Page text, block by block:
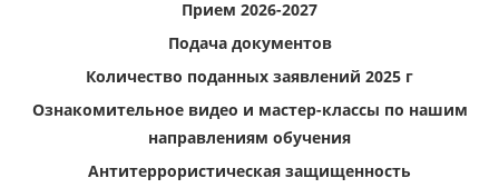
Прием 2026-2027
Подача документов
Количество поданных заявлений 2025 г
Ознакомительное видео и мастер-классы по нашим
направлениям обучения
Антитеррористическая защищенность